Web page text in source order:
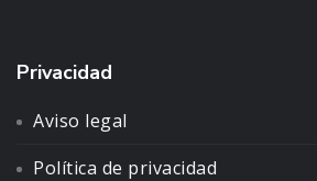
Privacidad
Aviso legal
Política de privacidad